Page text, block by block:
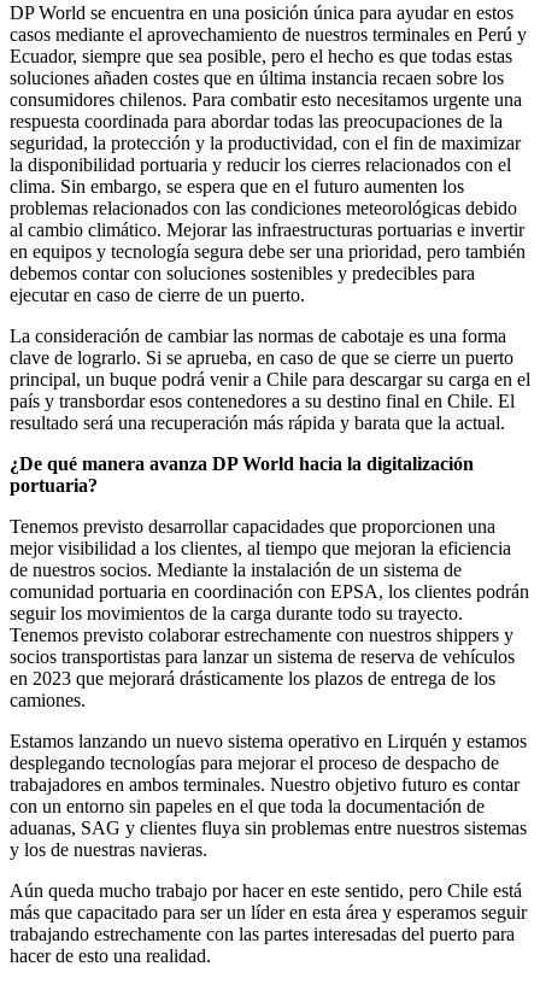
DP World se encuentra en una posición única para ayudar en estos
casos mediante el aprovechamiento de nuestros terminales en Perú y
Ecuador, siempre que sea posible, pero el hecho es que todas estas
soluciones añaden costes que en última instancia recaen sobre los
consumidores chilenos. Para combatir esto necesitamos urgente una
respuesta coordinada para abordar todas las preocupaciones de la
seguridad, la protección y la productividad, con el fin de maximizar
la disponibilidad portuaria y reducir los cierres relacionados con el
clima. Sin embargo, se espera que en el futuro aumenten los
problemas relacionados con las condiciones meteorológicas debido
al cambio climático. Mejorar las infraestructuras portuarias e invertir
en equipos y tecnología segura debe ser una prioridad, pero también
debemos contar con soluciones sostenibles y predecibles para
ejecutar en caso de cierre de un puerto.
La consideración de cambiar las normas de cabotaje es una forma
clave de lograrlo. Si se aprueba, en caso de que se cierre un puerto
principal, un buque podrá venir a Chile para descargar su carga en el
país y transbordar esos contenedores a su destino final en Chile. El
resultado será una recuperación más rápida y barata que la actual.
¿De qué manera avanza DP World hacia la digitalización
portuaria?
Tenemos previsto desarrollar capacidades que proporcionen una
mejor visibilidad a los clientes, al tiempo que mejoran la eficiencia
de nuestros socios. Mediante la instalación de un sistema de
comunidad portuaria en coordinación con EPSA, los clientes podrán
seguir los movimientos de la carga durante todo su trayecto.
Tenemos previsto colaborar estrechamente con nuestros shippers y
socios transportistas para lanzar un sistema de reserva de vehículos
en 2023 que mejorará drásticamente los plazos de entrega de los
camiones.
Estamos lanzando un nuevo sistema operativo en Lirquén y estamos
desplegando tecnologías para mejorar el proceso de despacho de
trabajadores en ambos terminales. Nuestro objetivo futuro es contar
con un entorno sin papeles en el que toda la documentación de
aduanas, SAG y clientes fluya sin problemas entre nuestros sistemas
y los de nuestras navieras.
Aún queda mucho trabajo por hacer en este sentido, pero Chile está
más que capacitado para ser un líder en esta área y esperamos seguir
trabajando estrechamente con las partes interesadas del puerto para
hacer de esto una realidad.